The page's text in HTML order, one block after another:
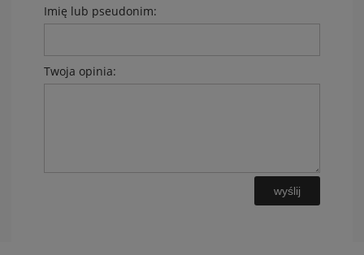
Imię lub pseudonim:
Twoja opinia:
wyślij